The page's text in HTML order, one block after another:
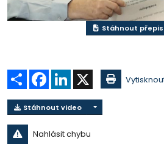
Stáhnout přepis
Sdílet Facebook
LinkedIn
Stáhnout video
Nahlásit chybu